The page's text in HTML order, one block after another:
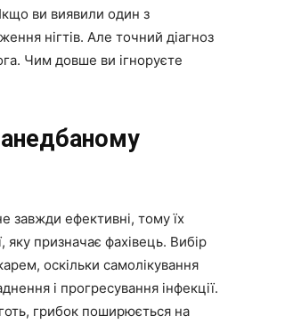
ви виявили один з
нігтів. Але точний діагноз
Чим довше ви ігноруєте
завжди ефективні, тому їх
призначає фахівець. Вибір
оскільки самолікування
і прогресування інфекції.
грибок поширюється на